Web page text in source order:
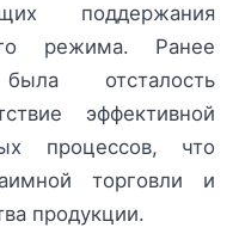
поддержания
режима. Ранее
отсталость
эффективной
процессов, что
торговли и
продукции.